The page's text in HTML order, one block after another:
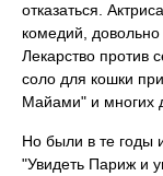
отказаться.
комедий,
Лекарство против
соло для кошки
Майами" и многих
Но были в те годы
"Увидеть Париж и